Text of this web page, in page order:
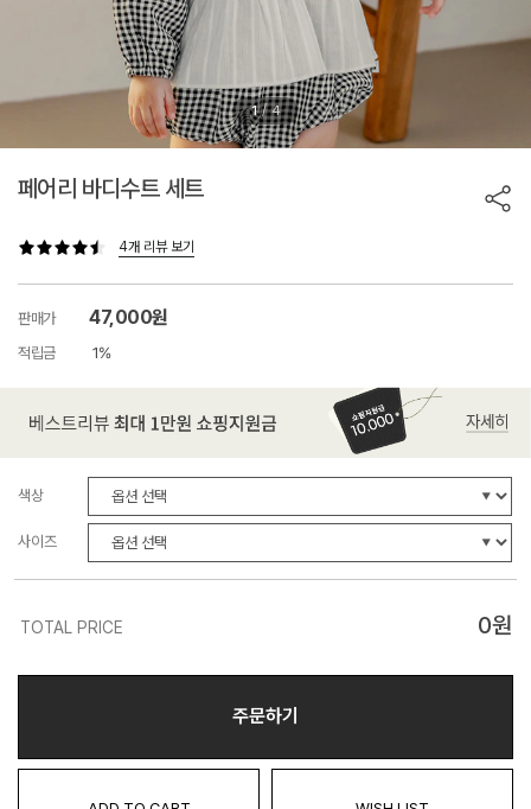
1 / 4
페어리 바디수트 세트
4개 리뷰 보기
판매가 47,000원
적립금 1%
색상
사이즈
TOTAL PRICE 0원
주문하기